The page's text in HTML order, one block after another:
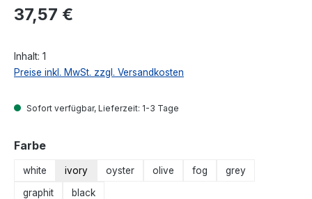
Regulärer Preis:
37,57 €
Inhalt: 1
Preise inkl. MwSt. zzgl. Versandkosten
Sofort verfügbar, Lieferzeit: 1-3 Tage
Farbeauswählen
white ivory oyster olive fog
grey
graphit
black